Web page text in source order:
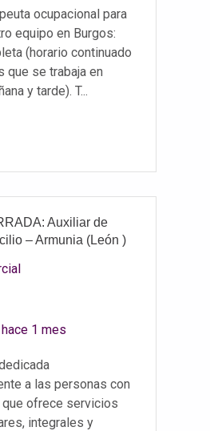
ocupacional para
equipo en Burgos:
(horario continuado
que se trabaja en
y tarde). T...
Auxiliar de
– Armunia (León )
1 mes
a las personas con
ofrece servicios
integrales y